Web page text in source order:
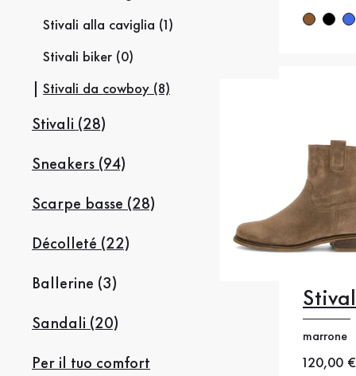
Stivali alla caviglia (1)
Stivali biker (0)
Stivali da cowboy (8)
Stivali (28)
Sneakers (94)
Scarpe basse (28)
Décolleté (22)
Ballerine (3)
Sandali (20)
Per il tuo comfort
marrone
Nuovo
120,00 €
35
38